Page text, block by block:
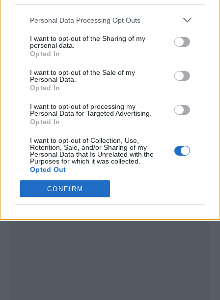
Personal Data Processing Opt Outs
I want to opt-out of the Sharing of my
personal data.
Opted In
I want to opt-out of the Sale of my
Personal Data.
Opted In
I want to opt-out of processing my
Personal Data for Targeted Advertising.
Opted In
I want to opt-out of Collection, Use,
Retention, Sale, and/or Sharing of my
Personal Data that Is Unrelated with the
Purposes for which it was collected.
Opted Out
CONFIRM
Publicidad